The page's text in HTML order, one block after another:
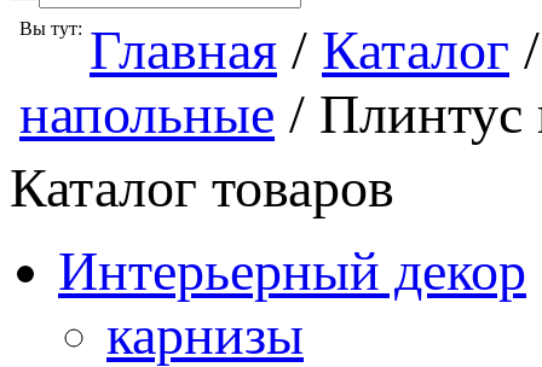
Вы тут: Главная / Каталог /
напольные / Плинтус
Каталог товаров
Интерьерный декор
карнизы